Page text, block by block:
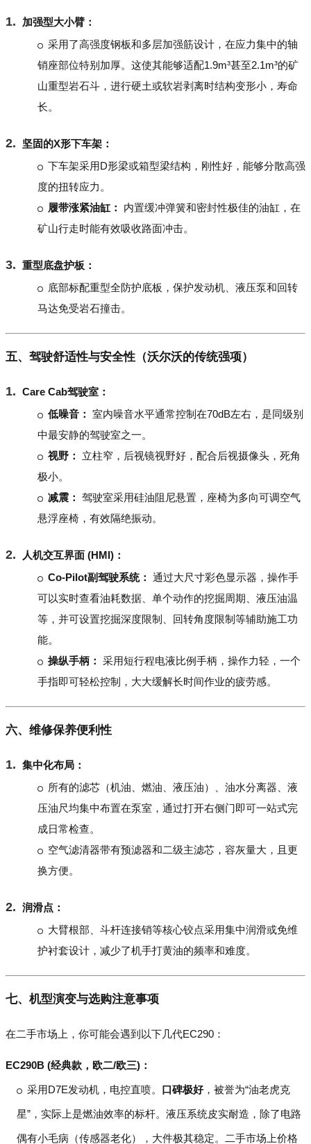
加强型大小臂：
采用了高强度钢板和多层加强筋设计，在应力集中的轴
销座部位特别加厚。这使其能够适配1.9m³甚至2.1m³的矿
山重型岩石斗，进行硬土或软岩剥离时结构变形小，寿命
长。
坚固的X形下车架：
下车架采用D形梁或箱型梁结构，刚性好，能够分散高强
度的扭转应力。
履带涨紧油缸：
内置缓冲弹簧和密封性极佳的油缸，在
矿山行走时能有效吸收路面冲击。
重型底盘护板：
底部标配重型全防护底板，保护发动机、液压泵和回转
马达免受岩石撞击。
五、驾驶舒适性与安全性（沃尔沃的传统强项）
Care Cab驾驶室：
低噪音： 室内噪音水平通常控制在70dB左右，是同级别
中最安静的驾驶室之一。
视野：
立柱窄，后视镜视野好，配合后视摄像头，死角
极小。
减震： 驾驶室采用硅油阻尼悬置，座椅为多向可调空气
悬浮座椅，有效隔绝振动。
人机交互界面 (HMI)：
Co-Pilot副驾驶系统： 通过大尺寸彩色显示器，操作手
可以实时查看油耗数据、单个动作的挖掘周期、液压油温
等，并可设置挖掘深度限制、回转角度限制等辅助施工功
能。
操纵手柄： 采用短行程电液比例手柄，操作力轻，一个
手指即可轻松控制，大大缓解长时间作业的疲劳感。
六、维修保养便利性
集中化布局：
所有的滤芯（机油、燃油、液压油）、油水分离器、液
压油尺均集中布置在泵室，通过打开右侧门即可一站式完
成日常检查。
空气滤清器带有预滤器和二级主滤芯，容灰量大，且更
换方便。
润滑点：
大臂根部、斗杆连接销等核心铰点采用集中润滑或免维
护衬套设计，减少了机手打黄油的频率和难度。
七、机型演变与选购注意事项
在二手市场上，你可能会遇到以下几代EC290：
EC290B (经典款，欧二/欧三)：
采用D7E发动机，电控直喷。 口碑极好，被誉为“油老虎克
星”，实际上是燃油效率的标杆。液压系统皮实耐造，除了电路
偶有小毛病（传感器老化），大件极其稳定。二手市场上价格